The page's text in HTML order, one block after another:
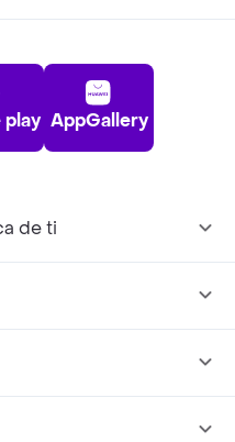
play AppGallery
de ti